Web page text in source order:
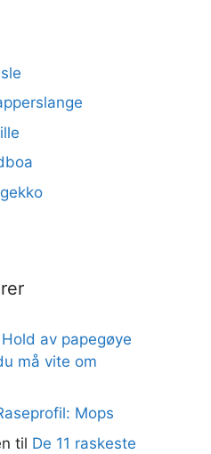
Hold av papegøye
må vite om
Mops
til De 11 raskeste